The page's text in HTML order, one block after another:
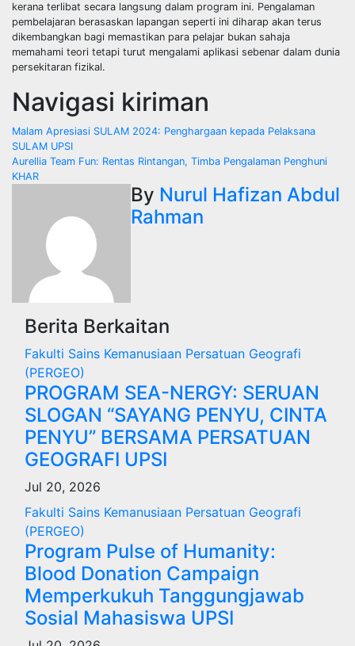
kerana terlibat secara langsung dalam program ini. Pengalaman
pembelajaran berasaskan lapangan seperti ini diharap akan terus
dikembangkan bagi memastikan para pelajar bukan sahaja
memahami teori tetapi turut mengalami aplikasi sebenar dalam dunia
persekitaran fizikal.
Navigasi kiriman
Malam Apresiasi SULAM 2024: Penghargaan kepada Pelaksana
SULAM UPSI
Aurellia Team Fun: Rentas Rintangan, Timba Pengalaman Penghuni
KHAR
By Nurul Hafizan Abdul
Rahman
Berita Berkaitan
Fakulti Sains Kemanusiaan Persatuan Geografi
(PERGEO)
PROGRAM SEA-NERGY: SERUAN
SLOGAN “SAYANG PENYU, CINTA
PENYU” BERSAMA PERSATUAN
GEOGRAFI UPSI
Jul 20, 2026
Fakulti Sains Kemanusiaan Persatuan Geografi
(PERGEO)
Program Pulse of Humanity:
Blood Donation Campaign
Memperkukuh Tanggungjawab
Sosial Mahasiswa UPSI